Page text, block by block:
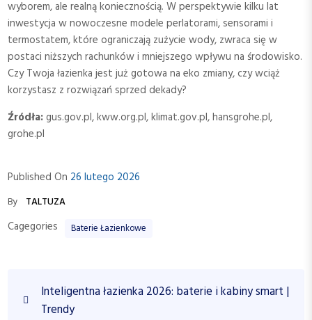
wyborem, ale realną koniecznością. W perspektywie kilku lat
inwestycja w nowoczesne modele perlatorami, sensorami i
termostatem, które ograniczają zużycie wody, zwraca się w
postaci niższych rachunków i mniejszego wpływu na środowisko.
Czy Twoja łazienka jest już gotowa na eko zmiany, czy wciąż
korzystasz z rozwiązań sprzed dekady?
Źródła:gus.gov.pl, kww.org.pl, klimat.gov.pl, hansgrohe.pl,
grohe.pl
Published On 26 lutego 2026
By TALTUZA
Cagegories Baterie Łazienkowe
P
r
Inteligentna łazienka 2026: baterie i kabiny smart |
Trendy